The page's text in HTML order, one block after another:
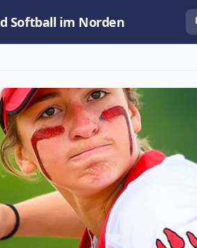
Softball im Norden